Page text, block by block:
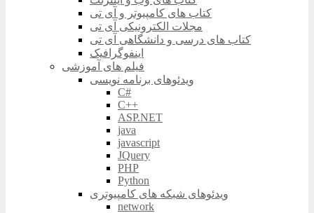
کتاب های کامپیوتر و آی تی
مجلات الکترونیکی آی تی
کتاب های درسی و دانشگاهی آی تی
اینفوگرافیک
فیلم های آموزشی
ویدئوهای برنامه نویسی
C#
C++
ASP.NET
java
javascript
JQuery
PHP
Python
ویدئوهای شبکه های کامپیوتری
network